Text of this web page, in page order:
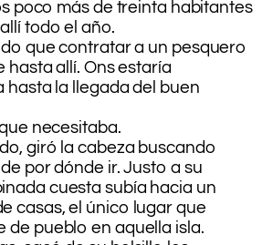
poco más de treinta habitantes
todo el año.
que contratar a un pesquero
hasta allí. Ons estaría
hasta la llegada del buen
necesitaba.
giró la cabeza buscando
por dónde ir. Justo a su
cuesta subía hacia un
casas, el único lugar que
de pueblo en aquella isla.